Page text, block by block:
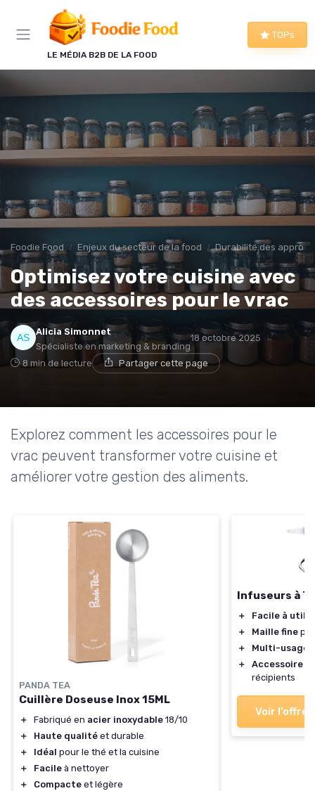
LE MÉDIA B2B DE LA FOOD
TOPs
Foodie Food Enjeux du secteur de la food Durabilité des
Optimisez votre cuisine avec
des accessoires pour le vrac
Alicia Simonnet
Spécialiste en marketing & branding
18 octobre 2025
8 min de lecture Partager cette page
Explorez comment les accessoires pour le
vrac peuvent transformer votre cuisine et
améliorer votre gestion des aliments.
PANDA TEA
Cuillère Doseuse Inox 15ML
＋ Fabriqué en acier inoxydable 18/10
＋
Haute qualité et durable
＋
Idéal pour le thé et la cuisine
＋
Facile à nettoyer
＋
Compacte et légère
Infuseurs à
＋
Facile à
＋
Maille fine
＋
Multi-usage
＋
Accessoire
récipients
Voir l'offre
Panneau de gestion des cookies